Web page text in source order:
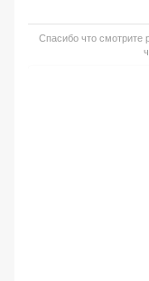
Спасибо что смотрите